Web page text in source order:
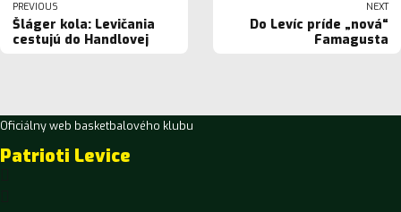
PREVIOUS
Šláger kola: Levičania
cestujú do Handlovej
NEXT
Do Levíc príde „nová“
Famagusta
Oficiálny web basketbalového klubu
Patrioti Levice